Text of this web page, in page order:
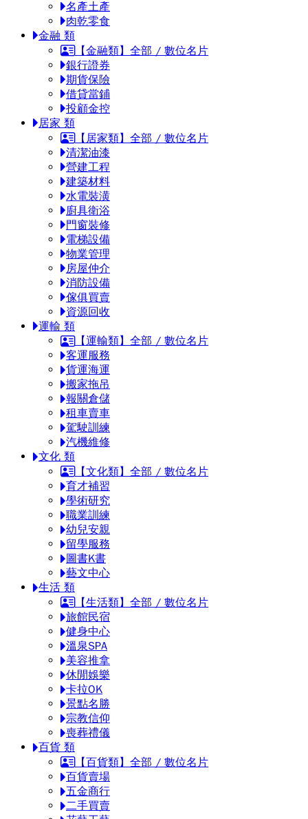
名產土產
肉乾零食
金融 類
【金融類】全部 / 數位名片
銀行證券
期貨保險
借貸當鋪
投顧金控
居家 類
【居家類】全部 / 數位名片
清潔油漆
營建工程
建築材料
水電裝潢
廚具衛浴
門窗裝修
電梯設備
物業管理
房屋仲介
消防設備
傢俱買賣
資源回收
運輸 類
【運輸類】全部 / 數位名片
客運服務
貨運海運
搬家拖吊
報關倉儲
租車賣車
駕駛訓練
汽機維修
文化 類
【文化類】全部 / 數位名片
育才補習
學術研究
職業訓練
幼兒安親
留學服務
圖書K書
藝文中心
生活 類
【生活類】全部 / 數位名片
旅館民宿
健身中心
溫泉SPA
美容推拿
休閒娛樂
卡拉OK
景點名勝
宗教信仰
喪葬禮儀
百貨 類
【百貨類】全部 / 數位名片
百貨賣場
五金商行
二手買賣